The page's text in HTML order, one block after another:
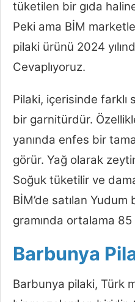
tüketilen bir gıda
Peki ama BİM
pilaki ürünü 2024
Cevaplıyoruz.
Pilaki, içerisinde farklı
bir garnitürdür.
yanında enfes bir
görür. Yağ olarak
Soğuk tüketilir ve
BİM’de satılan
gramında ortalama
Barbunya
Barbunya pilaki, Türk